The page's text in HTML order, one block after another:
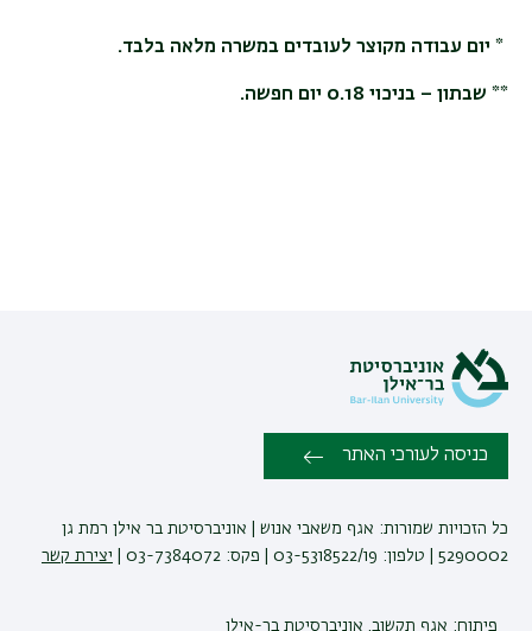
* יום עבודה מקוצר לעובדים במשרה מלאה בלבד.
** שבתון – בניכוי 0.18 יום חפשה.
כניסה לעורכי האתר
כל הזכויות שמורות: אגף משאבי אנוש | אוניברסיטת בר אילן רמת גן
5290002 | טלפון: 03-5318522/19 | פקס: 03-7384072 |
יצירת קשר
פיתוח: אגף תקשוב, אוניברסיטת בר-אילן